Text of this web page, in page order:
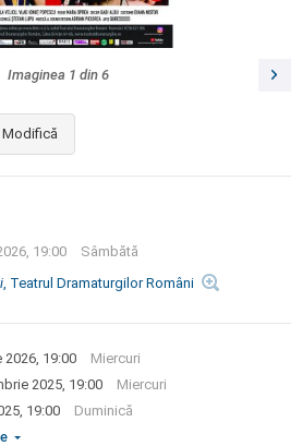
Imaginea 1 din 6
Modifică
19:00
Sâmbătă
, Teatrul Dramaturgilor Români
2026, 19:00
Miercuri
2025, 19:00
Miercuri
19:00
Duminică